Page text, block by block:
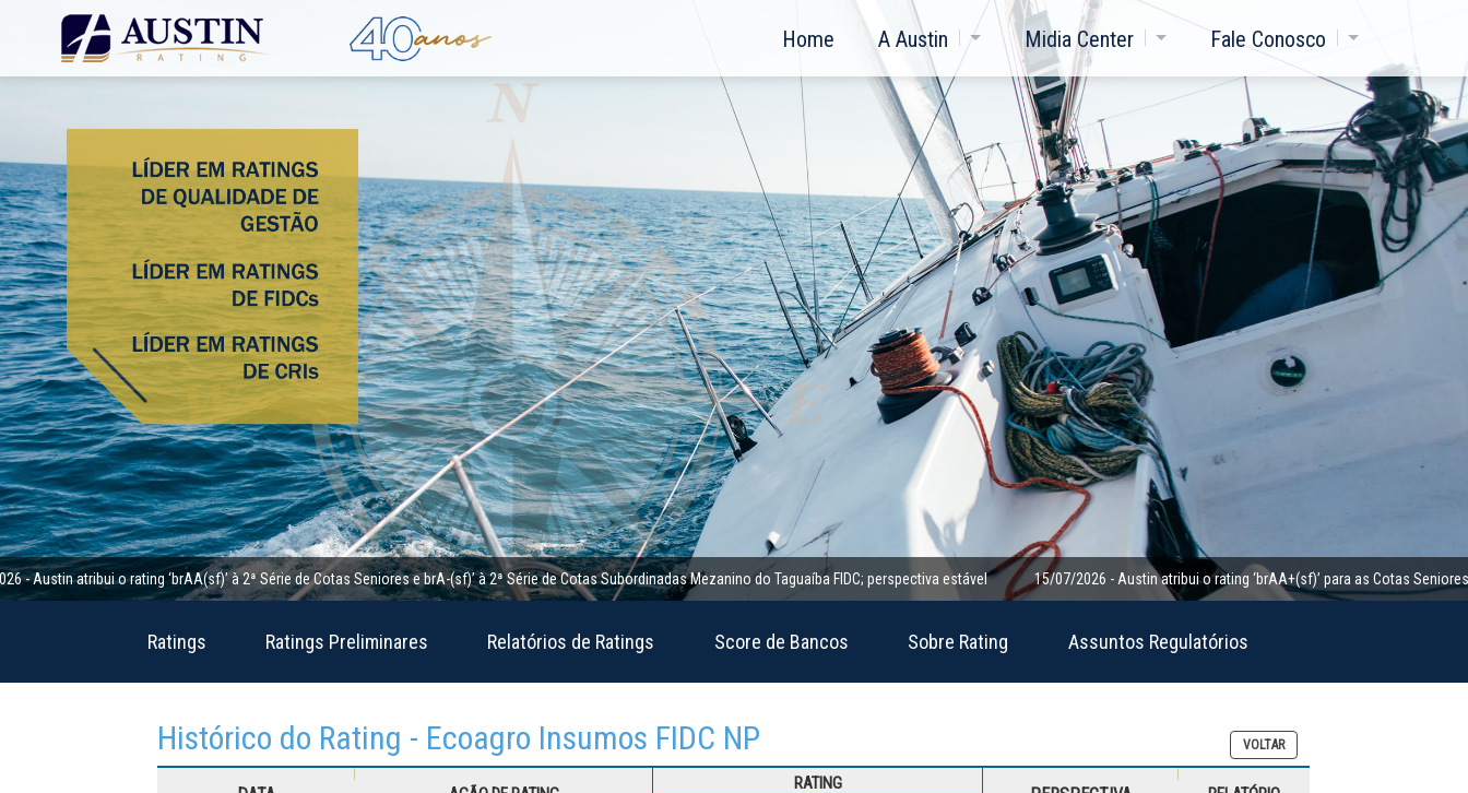
Home A Austin Midia Center Fale Conosco
atribui o rating ‘brAA(sf)’ à 2ª Série de Cotas Seniores e brA-(sf)’ à 2ª Série de Cotas Subordinadas Mezanino do Taguaíba FIDC; perspectiva estável 15/07/2026 - Austin atribui o rating ‘brAA+(sf)’ para as Cotas Seniores da
Ratings Ratings Preliminares Relatórios de Ratings Score de Bancos Sobre Rating Assuntos Regulatórios
Histórico do Rating - Ecoagro Insumos FIDC NP VOLTAR
RATING